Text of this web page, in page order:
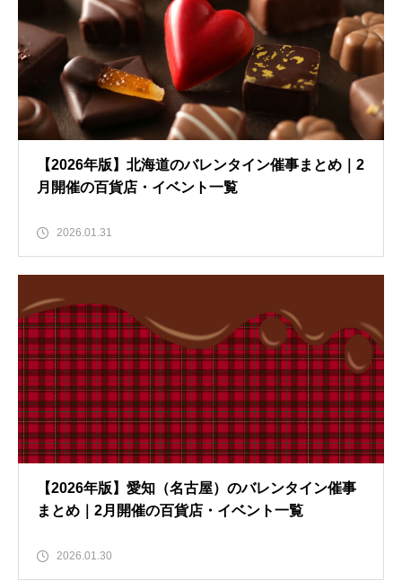
【2026年版】北海道のバレンタイン催事まとめ｜2
月開催の百貨店・イベント一覧
2026.01.31
【2026年版】愛知（名古屋）のバレンタイン催事
まとめ｜2月開催の百貨店・イベント一覧
2026.01.30